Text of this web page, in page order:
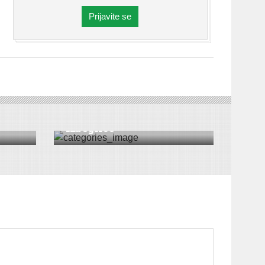
Prijavite se
DRUŠTVO|VESTI|SREMSKA MITROVICA
izbeglice